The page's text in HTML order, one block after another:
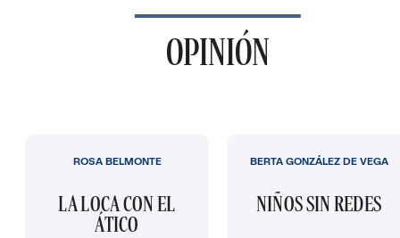
OPINIÓN
LA LOCA CON EL
ÁTICO
ROSA BELMONTE
NIÑOS SIN REDES
BERTA GONZÁLEZ DE VEGA